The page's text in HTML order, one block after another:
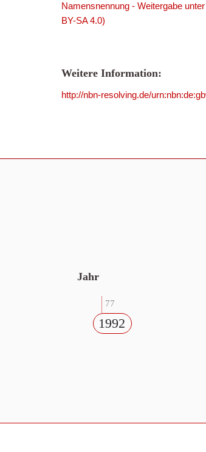
Namensnennung - Weitergabe
BY-SA 4.0)
Weitere Information:
http://nbn-resolving.de/
Jahr
77
1992